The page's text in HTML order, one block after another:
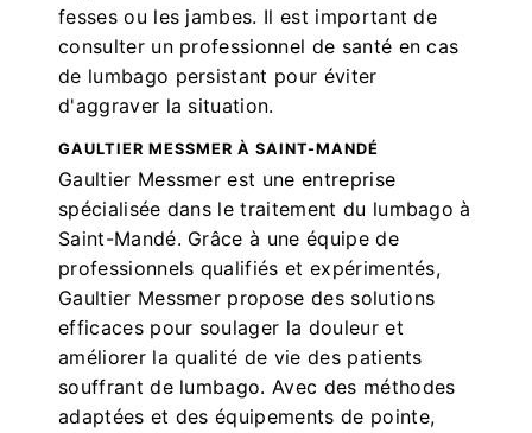
fesses ou les jambes. Il est important de
consulter un professionnel de santé en cas
de lumbago persistant pour éviter
d'aggraver la situation.
GAULTIER MESSMER À SAINT-MANDÉ
Gaultier Messmer est une entreprise
spécialisée dans le traitement du lumbago à
Saint-Mandé. Grâce à une équipe de
professionnels qualifiés et expérimentés,
Gaultier Messmer propose des solutions
efficaces pour soulager la douleur et
améliorer la qualité de vie des patients
souffrant de lumbago. Avec des méthodes
adaptées et des équipements de pointe,